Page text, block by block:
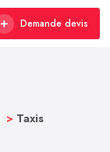
Demande devis
> Taxis